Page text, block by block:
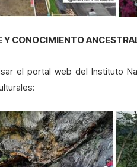
Y CONOCIMIENTO
el portal web del Instituto